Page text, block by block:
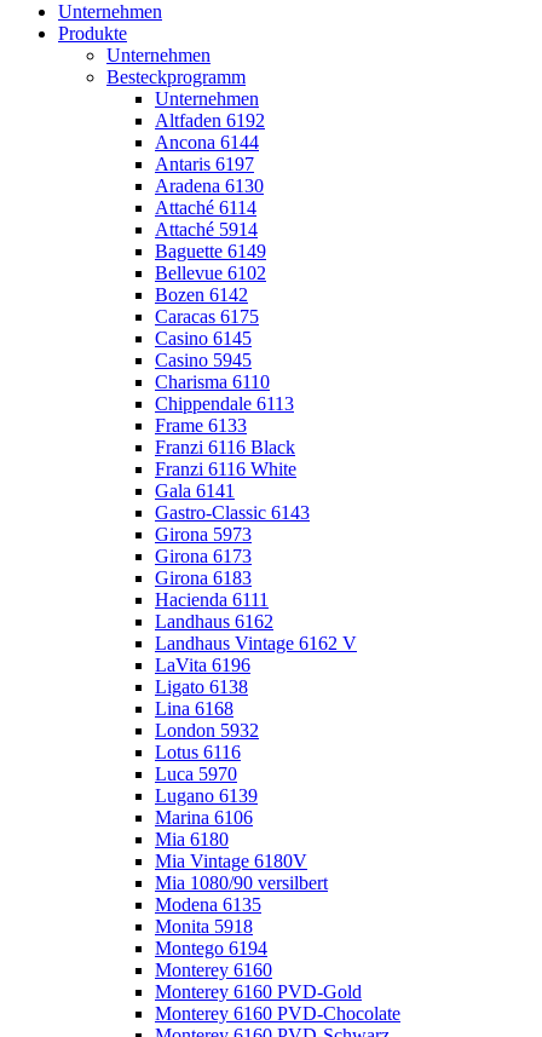
Unternehmen
Produkte
Unternehmen
Besteckprogramm
Unternehmen
Altfaden 6192
Ancona 6144
Antaris 6197
Aradena 6130
Attaché 6114
Attaché 5914
Baguette 6149
Bellevue 6102
Bozen 6142
Caracas 6175
Casino 6145
Casino 5945
Charisma 6110
Chippendale 6113
Frame 6133
Franzi 6116 Black
Franzi 6116 White
Gala 6141
Gastro-Classic 6143
Girona 5973
Girona 6173
Girona 6183
Hacienda 6111
Landhaus 6162
Landhaus Vintage 6162 V
LaVita 6196
Ligato 6138
Lina 6168
London 5932
Lotus 6116
Luca 5970
Lugano 6139
Marina 6106
Mia 6180
Mia Vintage 6180V
Mia 1080/90 versilbert
Modena 6135
Monita 5918
Montego 6194
Monterey 6160
Monterey 6160 PVD-Gold
Monterey 6160 PVD-Chocolate